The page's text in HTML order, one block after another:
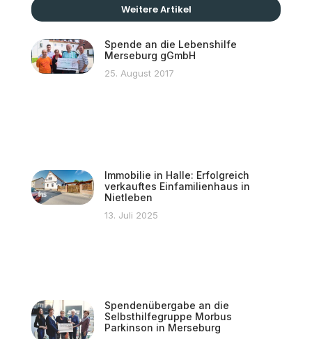
Weitere Artikel
Spende an die Lebenshilfe
Merseburg gGmbH
25. August 2017
Immobilie in Halle: Erfolgreich
verkauftes Einfamilienhaus in
Nietleben
13. Juli 2025
Spendenübergabe an die
Selbsthilfegruppe Morbus
Parkinson in Merseburg